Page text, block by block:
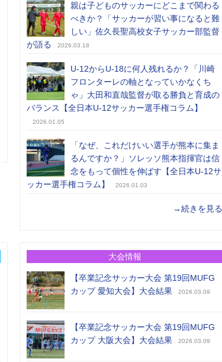
親は子どものサッカーにどこまで関わる
べきか？「サッカーが習い事になると難
しい」佐久長聖高校女子サッカー部監督
が語る
2026.03.18
U-12からU-18に何人残れるか？「川崎
フロンターレの軸となっていかなくち
ゃ」大田和直哉監督が取る勝負と育成の
バランス【全日本U-12サッカー選手権コラム】
2026.01.05
「なぜ、これだけいい選手が熊本に集ま
るんですか？」ソレッソ熊本指揮官は信
念をもって個性を伸ばす【全日本U-12サ
ッカー選手権コラム】
2026.01.03
→続きを見る
大会情報
【卒業記念サッカー大会 第19回MUFG
カップ 愛知大会】大会結果
2026.03.09
【卒業記念サッカー大会 第19回MUFG
カップ 大阪大会】大会結果
2026.03.09